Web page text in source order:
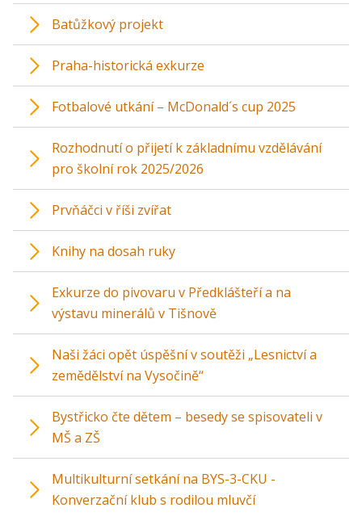
Batůžkový projekt
Praha-historická exkurze
Fotbalové utkání – McDonald´s cup 2025
Rozhodnutí o přijetí k základnímu vzdělávání
pro školní rok 2025/2026
Prvňáčci v říši zvířat
Knihy na dosah ruky
Exkurze do pivovaru v Předklášteří a na
výstavu minerálů v Tišnově
Naši žáci opět úspěšní v soutěži „Lesnictví a
zemědělství na Vysočině“
Bystřicko čte dětem – besedy se spisovateli v
MŠ a ZŠ
Multikulturní setkání na BYS-3-CKU -
Konverzační klub s rodilou mluvčí